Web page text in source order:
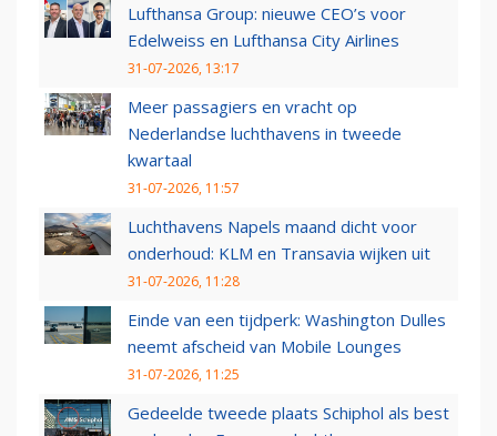
Lufthansa Group: nieuwe CEO’s voor
Edelweiss en Lufthansa City Airlines
31-07-2026, 13:17
Meer passagiers en vracht op
Nederlandse luchthavens in tweede
kwartaal
31-07-2026, 11:57
Luchthavens Napels maand dicht voor
onderhoud: KLM en Transavia wijken uit
31-07-2026, 11:28
Einde van een tijdperk: Washington Dulles
neemt afscheid van Mobile Lounges
31-07-2026, 11:25
Gedeelde tweede plaats Schiphol als best